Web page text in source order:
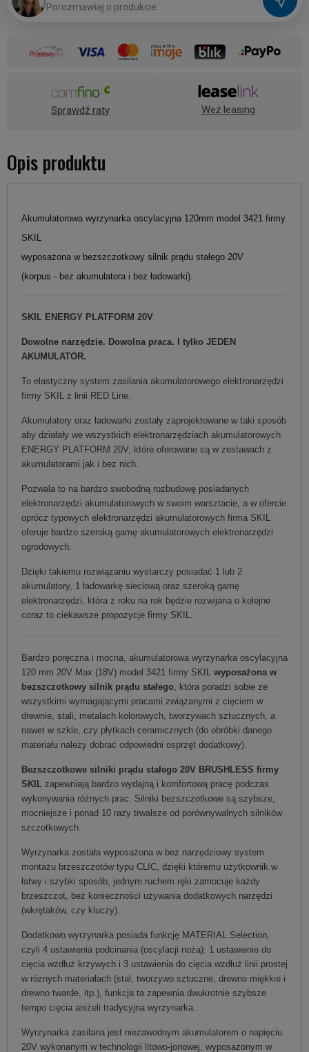
Porozmawiaj o produkcie
Sprawdź raty Weź leasing
Opis produktu
Akumulatorowa wyrzynarka oscylacyjna 120mm model 3421 firmy
SKIL
wyposażona w bezszczotkowy silnik prądu stałego 20V
(korpus - bez akumulatora i bez ładowarki).
SKIL ENERGY PLATFORM 20V
Dowolne narzędzie. Dowolna praca. I tylko JEDEN
AKUMULATOR.
To elastyczny system zasilania akumulatorowego elektronarzędzi
firmy SKIL z linii RED Line.
Akumulatory oraz ładowarki zostały zaprojektowane w taki sposób
aby działały we wszystkich elektronarzędziach akumulatorowych
ENERGY PLATFORM 20V, które oferowane są w zestawach z
akumulatorami jak i bez nich.
Pozwala to na bardzo swobodną rozbudowę posiadanych
elektronarzędzi akumulatorowych w swoim warsztacie, a w ofercie
oprócz typowych elektronarzędzi akumulatorowych firma SKIL
oferuje bardzo szeroką gamę akumulatorowych elektronarzędzi
ogrodowych.
Dzięki takiemu rozwiązaniu wystarczy posiadać 1 lub 2
akumulatory, 1 ładowarkę sieciową oraz szeroką gamę
elektronarzędzi, która z roku na rok będzie rozwijana o kolejne
coraz to ciekawsze propozycje firmy SKIL.
Bardzo poręczna i mocna, akumulatorowa wyrzynarka oscylacyjna
120 mm 20V Max (18V) model 3421 firmy SKIL wyposażona w
bezszczotkowy silnik prądu stałego , która poradzi sobie ze
wszystkimi wymagającymi pracami związanymi z cięciem w
drewnie, stali, metalach kolorowych, tworzywach sztucznych, a
nawet w szkle, czy płytkach ceramicznych (do obróbki danego
materiału należy dobrać odpowiedni osprzęt dodatkowy).
Bezszczotkowe silniki prądu stałego 20V BRUSHLESS firmy
SKIL zapewniają bardzo wydajną i komfortową pracę podczas
wykonywania różnych prac. Silniki bezszczotkowe są szybsze,
mocniejsze i ponad 10 razy trwalsze od porównywalnych silników
szczotkowych.
Wyrzynarka została wyposażona w bez narzędziowy system
montażu brzeszczotów typu CLIC, dzięki któremu użytkownik w
łatwy i szybki sposób, jednym ruchem ręki zamocuje każdy
brzeszczot, bez konieczności używania dodatkowych narzędzi
(wkrętaków, czy kluczy).
Dodatkowo wyrzynarka posiada funkcję MATERIAL Selection,
czyli 4 ustawienia podcinania (oscylacji noża): 1 ustawienie do
cięcia wzdłuż krzywych i 3 ustawienia do cięcia wzdłuż linii prostej
w różnych materiałach (stal, tworzywo sztuczne, drewno miękkie i
drewno twarde, itp.), funkcja ta zapewnia dwukrotnie szybsze
tempo cięcia aniżeli tradycyjna wyrzynarka.
Wyrzynarka zasilana jest niezawodnym akumulatorem o napięciu
20V wykonanym w technologii litowo-jonowej, wyposażonym w